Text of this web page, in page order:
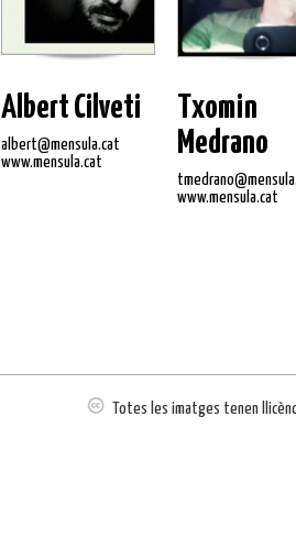
Albert Cilveti
albert@mensula.cat
www.mensula.cat
Txomin
Medrano
www.mensula.cat
Totes les imatges tenen